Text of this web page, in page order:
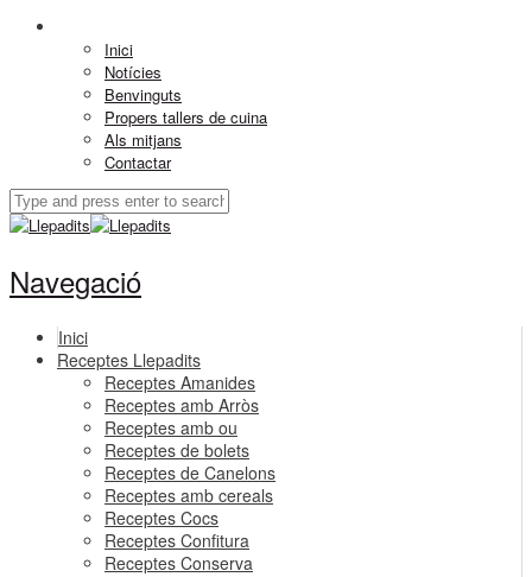
Inici
Notícies
Benvinguts
Propers tallers de cuina
Als mitjans
Contactar
Navegació
Inici
Receptes Llepadits
Receptes Amanides
Receptes amb Arròs
Receptes amb ou
Receptes de bolets
Receptes de Canelons
Receptes amb cereals
Receptes Cocs
Receptes Confitura
Receptes Conserva